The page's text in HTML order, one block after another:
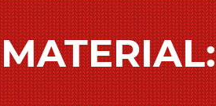
MATERIAL: